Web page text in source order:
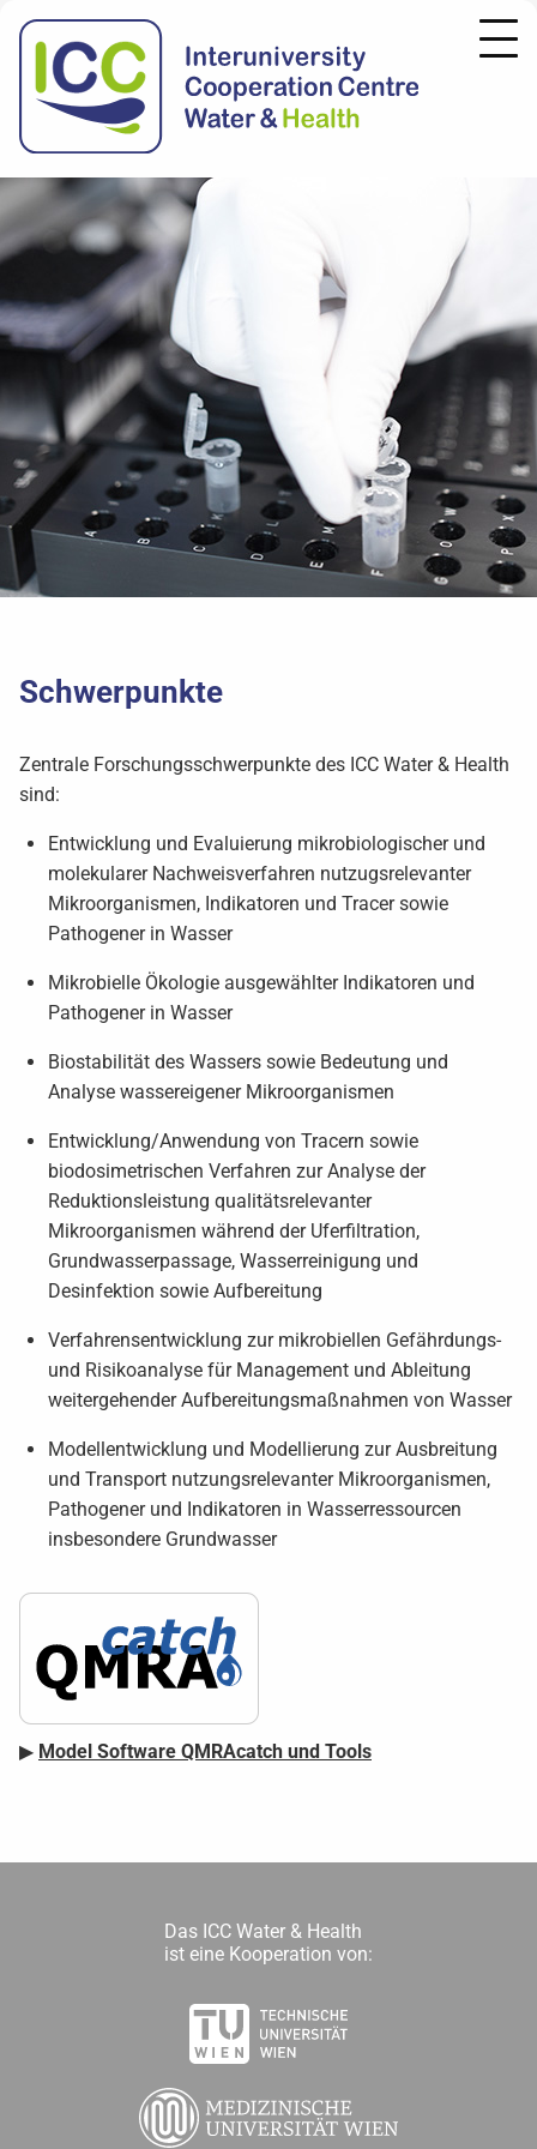
Schwerpunkte
Zentrale Forschungsschwerpunkte des ICC Water & Health
sind:
Entwicklung und Evaluierung mikrobiologischer und
molekularer Nachweisverfahren nutzugsrelevanter
Mikroorganismen, Indikatoren und Tracer sowie
Pathogener in Wasser
Mikrobielle Ökologie ausgewählter Indikatoren und
Pathogener in Wasser
Biostabilität des Wassers sowie Bedeutung und
Analyse wassereigener Mikroorganismen
Entwicklung/Anwendung von Tracern sowie
biodosimetrischen Verfahren zur Analyse der
Reduktionsleistung qualitätsrelevanter
Mikroorganismen während der Uferfiltration,
Grundwasserpassage, Wasserreinigung und
Desinfektion sowie Aufbereitung
Verfahrensentwicklung zur mikrobiellen Gefährdungs-
und Risikoanalyse für Management und Ableitung
weitergehender Aufbereitungsmaßnahmen von Wasser
Modellentwicklung und Modellierung zur Ausbreitung
und Transport nutzungsrelevanter Mikroorganismen,
Pathogener und Indikatoren in Wasserressourcen
insbesondere Grundwasser
▶ Model Software QMRAcatch und Tools
Das ICC Water & Health
ist eine Kooperation von: